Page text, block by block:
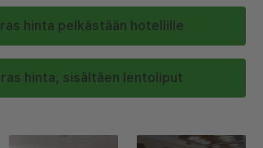
hinta pelkästään hotellille
hinta, sisältäen lentoliput